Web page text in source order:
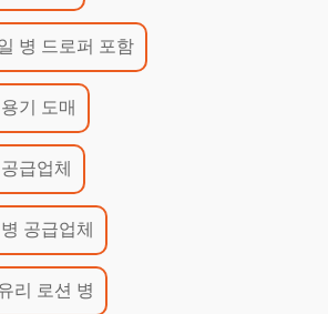
병 드로퍼 포함
기 도매
급업체
공급업체
리 로션 병